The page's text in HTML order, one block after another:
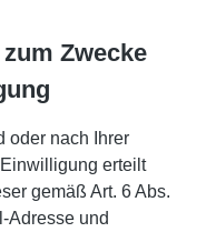
Zwecke
oder nach Ihrer
erteilt
gemäß Art. 6 Abs.
Adresse und